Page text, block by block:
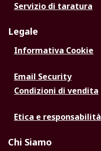
Servizio di taratura
Legale
Informativa Cookie
Email Security
Condizioni di vendita
Etica e responsabilità
Chi Siamo